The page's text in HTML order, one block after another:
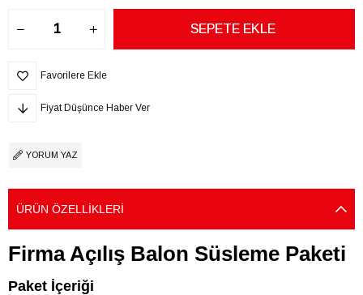
Favorilere Ekle
Fiyat Düşünce Haber Ver
YORUM YAZ
ÜRÜN ÖZELLIKLERI
Firma Açılış Balon Süsleme Paketi
Paket İçeriği